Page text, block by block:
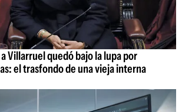
Villarruel quedó bajo la lupa por
el trasfondo de una vieja interna